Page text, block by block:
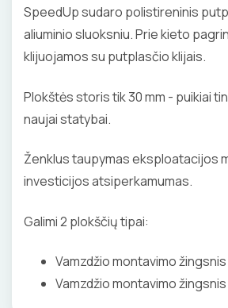
SpeedUp sudaro polistireninis
aliuminio sluoksniu. Prie kieto
klijuojamos su putplasčio klijais.
Plokštės storis tik 30 mm - puikiai
naujai statybai.
Ženklus taupymas eksploatacijos
investicijos atsiperkamumas.
Galimi 2 plokščių tipai:
Vamzdžio montavimo žingsnis
Vamzdžio montavimo